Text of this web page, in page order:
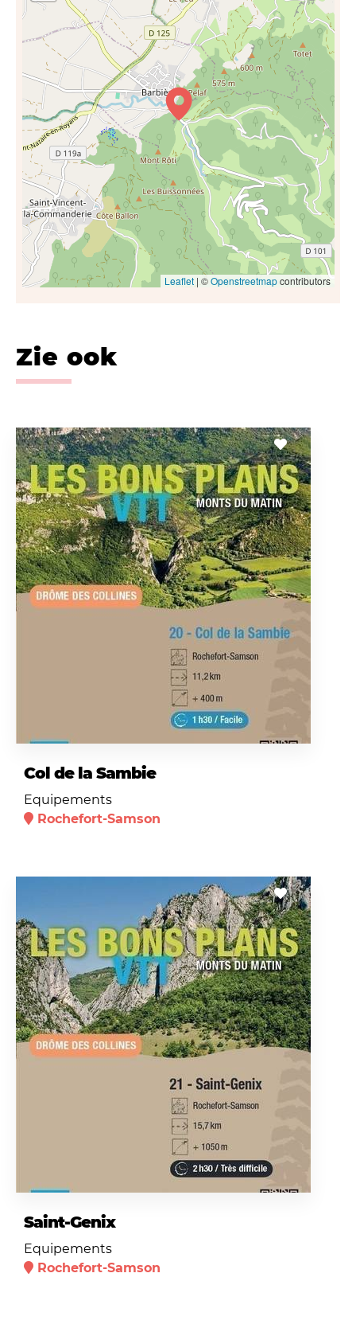
Leaflet| ©Openstreetmapcontributors
Zie ook
Col de la Sambie
Equipements
Rochefort-Samson
Saint-Genix
Equipements
Rochefort-Samson